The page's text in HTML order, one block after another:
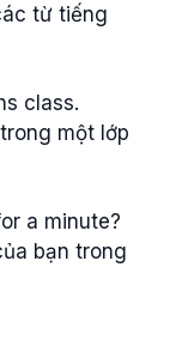
từ tiếng
class.
một lớp
a minute?
bạn trong